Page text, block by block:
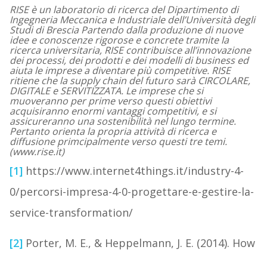
RISE è un laboratorio di ricerca del Dipartimento di
Ingegneria Meccanica e Industriale dell’Università degli
Studi di Brescia Partendo dalla produzione di nuove
idee e conoscenze rigorose e concrete tramite la
ricerca universitaria, RISE contribuisce all’innovazione
dei processi, dei prodotti e dei modelli di business ed
aiuta le imprese a diventare più competitive. RISE
ritiene che la supply chain del futuro sarà CIRCOLARE,
DIGITALE e SERVITIZZATA. Le imprese che si
muoveranno per prime verso questi obiettivi
acquisiranno enormi vantaggi competitivi, e si
assicureranno una sostenibilità nel lungo termine.
Pertanto orienta la propria attività di ricerca e
diffusione primcipalmente verso questi tre temi.
(www.rise.it)
[1]https://www.internet4things.it/industry-4-
0/percorsi-impresa-4-0-progettare-e-gestire-la-
service-transformation/
[2]Porter, M. E., & Heppelmann, J. E. (2014). How